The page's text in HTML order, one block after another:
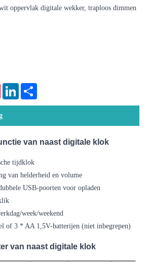
oppervlak digitale wekker, traploos dimmen
PinterestLinkedIn
van naast digitale klok
tijdklok
van helderheid en volume
USB-poorten voor opladen
week/weekend
of 3 * AA 1,5V-batterijen (niet inbegrepen)
van naast digitale klok